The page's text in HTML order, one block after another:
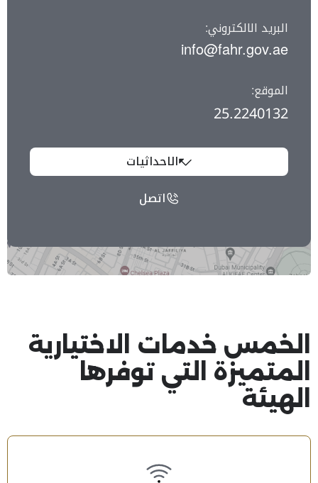
البريد الالكتروني:
info@fahr.gov.ae
الموقع:
25.2240132
الاحداثيات
اتصل
الخمس خدمات الاختيارية
المتميزة التي توفرها
الهيئة